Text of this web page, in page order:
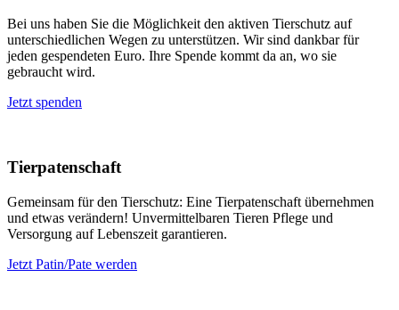
Bei uns haben Sie die Möglichkeit den aktiven Tierschutz auf
unterschiedlichen Wegen zu unterstützen. Wir sind dankbar für
jeden gespendeten Euro. Ihre Spende kommt da an, wo sie
gebraucht wird.
Jetzt spenden
Tierpatenschaft
Gemeinsam für den Tierschutz: Eine Tierpatenschaft übernehmen
und etwas verändern! Unvermittelbaren Tieren Pflege und
Versorgung auf Lebenszeit garantieren.
Jetzt Patin/Pate werden